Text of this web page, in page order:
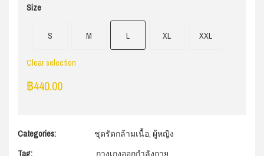
Size
S M L XL XXL
Clear selection
฿440.00
Categories: ชุดรัดกล้ามเนื้อ, ผู้หญิง